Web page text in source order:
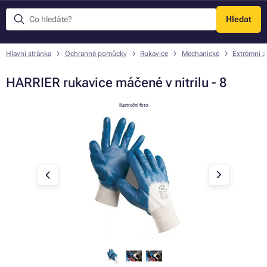
Hledat
Menu
Hlavní stránka Ochranné pomůcky Rukavice Mechanické Extrémní
HARRIER rukavice máčené v nitrilu - 8
ilustrační foto